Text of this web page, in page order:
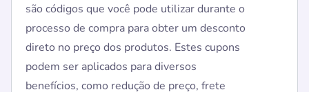
são códigos que você pode utilizar durante o
processo de compra para obter um desconto
direto no preço dos produtos. Estes cupons
podem ser aplicados para diversos
benefícios, como redução de preço, frete